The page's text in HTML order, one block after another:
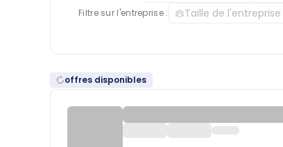
Filtre sur l'entreprise : Taille de l'entreprise
offres disponibles